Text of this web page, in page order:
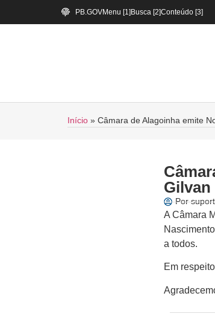
PB.GOVMenu [1] Busca [2]Conteúdo [3]
Início » Câmara de Alagoinha emite
Por
A Câmara
a todos.
Em